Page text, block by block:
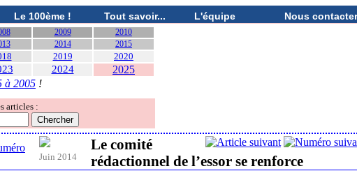
Le 100ème ! Tout savoir... L'équipe Nous contacter
2009
2010
2014 2015
2019 2020
2024
2025
à 2005 !
articles :
Juin 2014
Le comité
rédactionnel de l’essor se renforce